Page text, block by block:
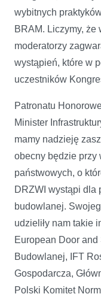
wybitnych
BRAM. Liczymy, że
moderatorzy
wystąpień, które w
uczestników
Patronatu
Minister
mamy nadzieję
obecny będzie przy
państwowych, o
DRZWI wystąpi dla
budowlanej.
udzieliły nam takie
European Door and
Budowlanej, IFT
Gospodarcza,
Polski Komitet